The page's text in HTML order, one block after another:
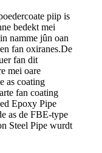
piip is
bedekt mei
namme jûn oan
fan oxiranes.De
fan dit
mei oare
as coating
fan coating
Epoxy Pipe
as de FBE-type
Steel Pipe wurdt